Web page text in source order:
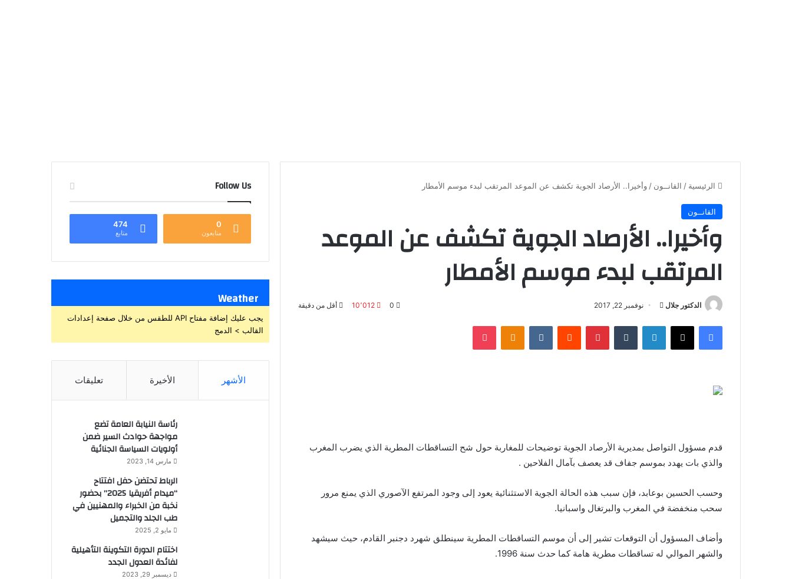
الرئيسية / القانــون / وأخيرا.. الأرصاد الجوية تكشف عن الموعد المرتقب لبدء موسم الأمطار
القانــون
وأخيرا.. الأرصاد الجوية تكشف عن الموعد
المرتقب لبدء موسم الأمطار
الدكتور جلال
أرسل
إلكترونيا
نوفمبر 22, 2017 0 10٬012 أقل من دقيقة
فيسبوك X لينكدإن بينتيريست Odnoklassniki
بوكيت
قدم مسؤول التواصل بمديرية الأرصاد الجوية توضيحات للمغاربة حول شح التساقطات المطرية الذي يضرب المغرب
والذي بات يهدد بموسم جفاف قد يعصف بآمال الفلاحين .
وحسب الحسين بوعابد، فإن سبب هذه الحالة الجوية الاستثنائية يعود إلى وجود المرتفع الآصوري الذي يمنع مرور
سحب منخفضة في المغرب والبرتغال واسبانيا.
وأضاف المسؤول أن التوقعات تشير إلى أن موسم التساقطات المطرية سينطلق شهرد دجنبر القادم، حيث سيشهد
والشهر الموالي له تساقطات مطرية هامة كما حدث سنة 1996.
Follow Us
0
متابعون
474
متابع
Weather
يجب عليك إضافة مفتاح API للطقس من خلال صفحة إعدادات
القالب > الدمج
الأشهر الأخيرة تعليقات
رئاسة النيابة العامة تضع
مواجهة حوادث السير ضمن
أولويات السياسة الجنائية
مارس 14, 2023
الرباط تحتضن حفل افتتاح
“ميدام أفريقيا 2025” بحضور
نخبة من الخبراء والمهنيين في
طب الجلد والتجميل
مايو 2, 2025
اختتام الدورة التكوينة التأهيلية
لفائدة العدول الجدد
ديسمبر 29, 2023